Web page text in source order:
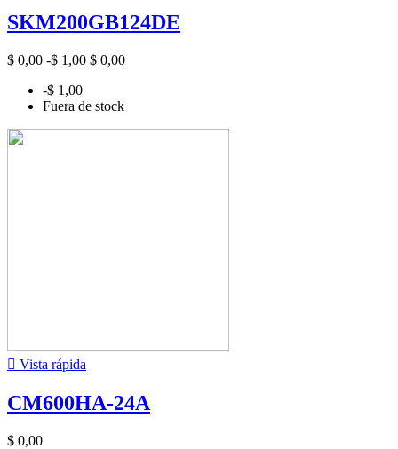
SKM200GB124DE
$ 0,00 -$ 1,00 $ 0,00
-$ 1,00
Fuera de stock
 Vista rápida
CM600HA-24A
$ 0,00